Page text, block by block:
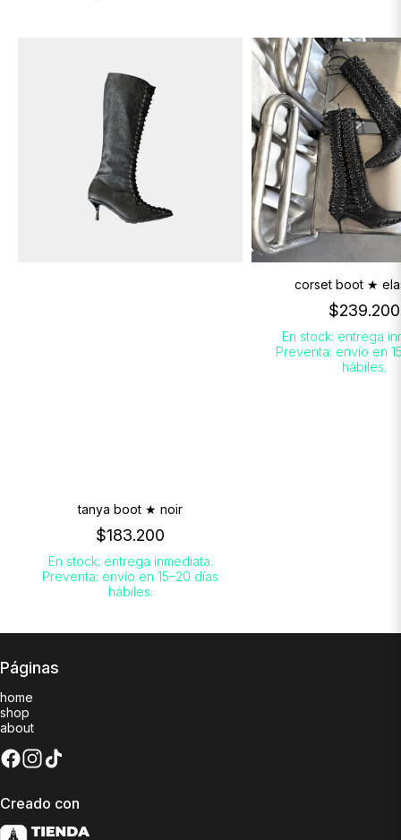
tanya boot ★ noir
$183.200
En stock: entrega inmediata.
Preventa: envío en 15–20 días
hábiles.
corset boot ★
$239.200
En stock: entrega
Preventa: envío en
hábiles.
Páginas
home
shop
about
Creado con